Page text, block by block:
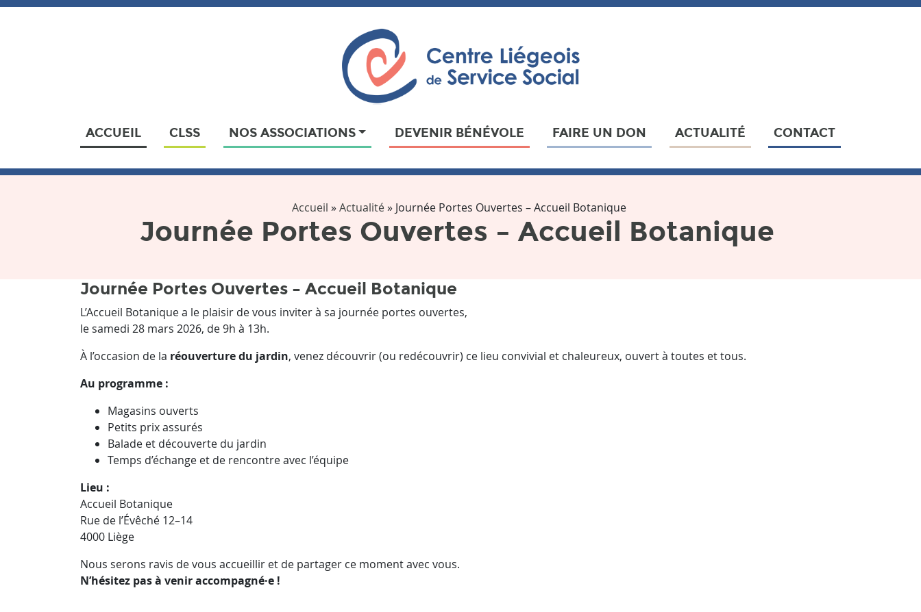
ACCUEIL CLSS NOS ASSOCIATIONS DEVENIR BÉNÉVOLE FAIRE UN DON ACTUALITÉ CONTACT
Accueil »Actualité» Journée Portes Ouvertes – Accueil Botanique
Journée Portes Ouvertes – Accueil Botanique
Journée Portes Ouvertes – Accueil Botanique
L’Accueil Botanique a le plaisir de vous inviter à sa journée portes ouvertes,
le samedi 28 mars 2026, de 9h à 13h.
À l’occasion de la réouverture du jardin, venez découvrir (ou redécouvrir) ce lieu convivial et chaleureux, ouvert à toutes et tous.
Au programme :
Magasins ouverts
Petits prix assurés
Balade et découverte du jardin
Temps d’échange et de rencontre avec l’équipe
Lieu :
Accueil Botanique
Rue de l’Évêché 12–14
4000 Liège
Nous serons ravis de vous accueillir et de partager ce moment avec vous.
N’hésitez pas à venir accompagné·e !